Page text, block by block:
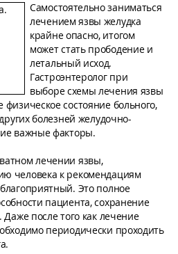
Самостоятельно заниматься
лечением язвы желудка
крайне опасно, итогом
может стать прободение и
летальный исход.
Гастроэнтеролог при
выборе схемы лечения язвы
состояние больного,
болезней желудочно-
важные факторы.
лечении язвы,
человека к рекомендациям
Это полное
пациента, сохранение
Даже после того как лечение
периодически проходить